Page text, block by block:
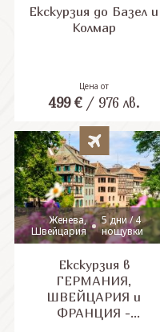
СВЪРЖЕТЕ СЕ С НАС
Екскурзия до Базел и
Колмар
Цена от
499 €/ 976 лв.
Женева,
Швейцария
5 дни / 4
нощувки
Екскурзия в
ГЕРМАНИЯ,
ШВЕЙЦАРИЯ и
ФРАНЦИЯ -